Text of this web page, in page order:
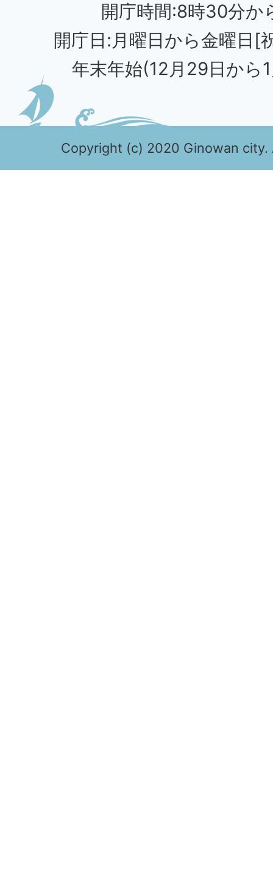
開庁時間:8時30分か
開庁日:月曜日から金曜日[
年末年始(12月29日から
Copyright (c) 2020 Ginowan city.